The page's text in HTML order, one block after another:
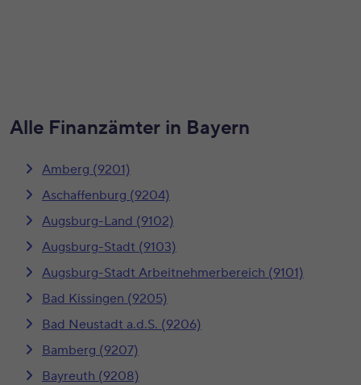
Alle Finanzämter in Bayern
Amberg (9201)
Aschaffenburg (9204)
Augsburg-Land (9102)
Augsburg-Stadt (9103)
Augsburg-Stadt Arbeitnehmerbereich (9101)
Bad Kissingen (9205)
Bad Neustadt a.d.S. (9206)
Bamberg (9207)
Bayreuth (9208)